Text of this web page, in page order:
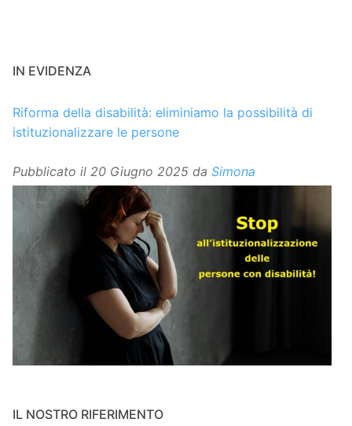
IN EVIDENZA
Riforma della disabilità: eliminiamo la possibilità di
istituzionalizzare le persone
Pubblicato il 20 Giugno 2025 da Simona
IL NOSTRO RIFERIMENTO